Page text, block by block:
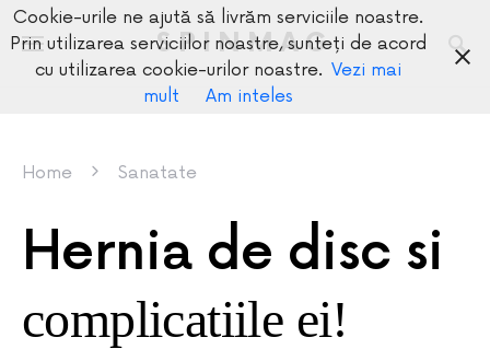
SPINMAG
Home Sanatate
Hernia de disc si
complicatiile ei!
Cookie-urile ne ajută să livrăm serviciile noastre.
Prin utilizarea serviciilor noastre, sunteți de acord
cu utilizarea cookie-urilor noastre. Vezi mai
mult
Am inteles